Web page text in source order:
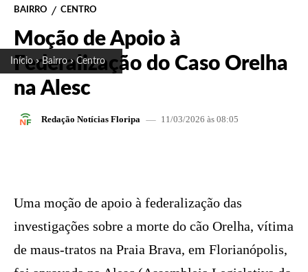
Início Bairro Centro
BAIRRO CENTRO
Moção de Apoio à
Federalização do Caso Orelha
na Alesc
Redação Notícias Floripa 11/03/2026 às 08:05
Uma moção de apoio à federalização das
investigações sobre a morte do cão Orelha, vítima
de maus-tratos na Praia Brava, em Florianópolis,